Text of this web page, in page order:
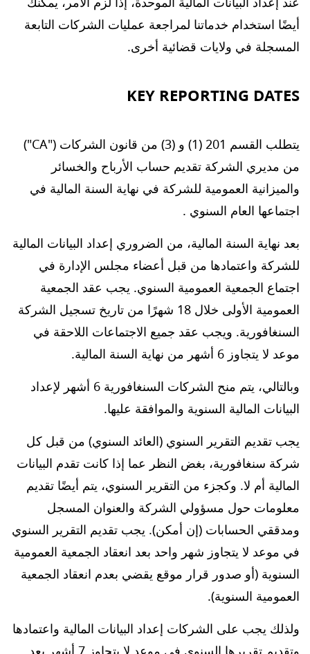
أيضًا استخدام خدماتنا لمراجعة عمليات الشركات التابعة
المسجلة في ولايات قضائية أخرى.
KEY REPORTING DATES
يتطلب القسم 201 (1) و (3) من قانون الشركات ("CA")
من مديري الشركة تقديم حساب الأرباح والخسائر
والميزانية العمومية للشركة في نهاية السنة المالية في
اجتماعها العام السنوي .
بعد نهاية السنة المالية، من الضروري إعداد البيانات المالية
للشركة واعتمادها من قبل أعضاء مجلس الإدارة في
اجتماع الجمعية العمومية السنوي. يجب عقد الجمعية
العمومية الأولى خلال 18 شهرًا من تاريخ تسجيل الشركة
السنغافورية. ويجب عقد جميع الاجتماعات اللاحقة في
موعد لا يتجاوز 6 أشهر من نهاية السنة المالية.
وبالتالي، يتم منح الشركات السنغافورية 6 أشهر لإعداد
البيانات المالية السنوية والموافقة عليها.
يجب تقديم التقرير السنوي (العائد السنوي) من قبل كل
شركة سنغافورية، بغض النظر عما إذا كانت تقدم البيانات
المالية أم لا. وكجزء من التقرير السنوي، يتم أيضًا تقديم
معلومات حول مسؤولي الشركة والعنوان المسجل
ومدققي الحسابات (إن أمكن). يجب تقديم التقرير السنوي
في موعد لا يتجاوز شهر واحد بعد انعقاد الجمعية العمومية
السنوية (أو صدور قرار موقع يقضي بعدم انعقاد الجمعية
العمومية السنوية).
ولذلك يجب على الشركات إعداد البيانات المالية واعتمادها
وتقديم تقريرها السنوي في موعد لا يتجاوز 7 أشهر بعد